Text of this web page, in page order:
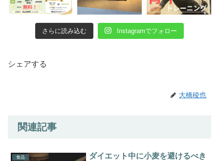
さらに読み込む Instagramでフォロー
シェアする
大橋稜也
関連記事
食品
ダイエット中に小麦を避けるべき